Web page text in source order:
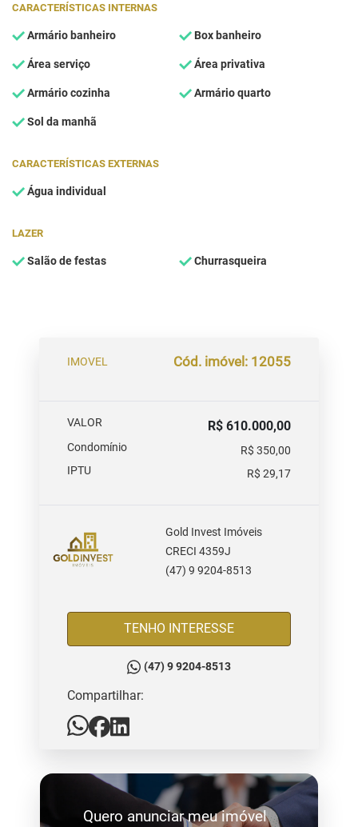
CARACTERÍSTICAS INTERNAS
Armário banheiro Box banheiro
Área serviço Área privativa
Armário cozinha Armário quarto
Sol da manhã
CARACTERÍSTICAS EXTERNAS
Água individual
LAZER
Salão de festas Churrasqueira
IMOVEL Cód. imóvel: 12055
VALOR R$ 610.000,00
Condomínio
R$ 350,00
IPTU
R$ 29,17
Gold Invest Imóveis
CRECI 4359J
(47) 9 9204-8513
TENHO INTERESSE
(47) 9 9204-8513
Compartilhar:
Quero anunciar meu imóvel